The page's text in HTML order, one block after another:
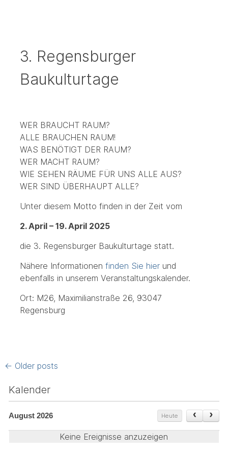
3. Regensburger
Baukulturtage
WER BRAUCHT RAUM?
ALLE BRAUCHEN RAUM!
WAS BENÖTIGT DER RAUM?
WER MACHT RAUM?
WIE SEHEN RÄUME FÜR UNS ALLE AUS?
WER SIND ÜBERHAUPT ALLE?
Unter diesem Motto finden in der Zeit vom
2. April – 19. April 2025
die 3. Regensburger Baukulturtage statt.
Nähere Informationen finden Sie hierund
ebenfalls in unserem Veranstaltungskalender.
Ort: M26, Maximilianstraße 26, 93047
Regensburg
Posts
← Older posts
Kalender
August 2026 Heute
Keine Ereignisse anzuzeigen